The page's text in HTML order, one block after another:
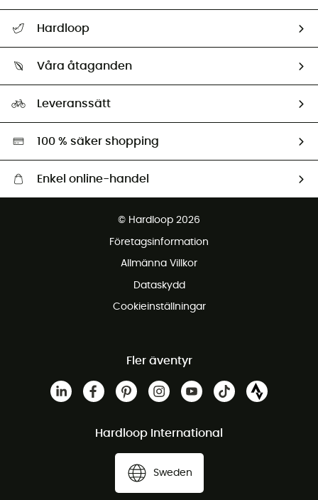
Retur & återbetalning
Hardloop
Ambassadörer
Våra åtaganden
Miljöanpassat urval
Leveranssätt
100 % säker shopping
Enkel online-handel
Gratis retur inom 100 dagar
© Hardloop 2026
Företagsinformation
Allmänna Villkor
Dataskydd
Cookieinställningar
Fler äventyr
Hardloop International
Sweden